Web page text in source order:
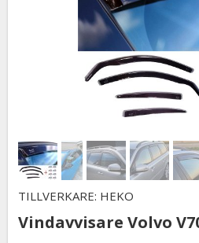
TILLVERKARE: HEKO
Vindavvisare Volvo